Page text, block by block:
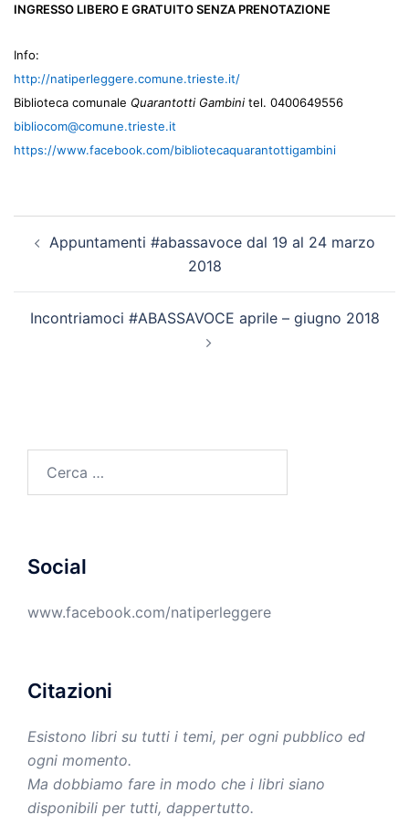
INGRESSO LIBERO E GRATUITO SENZA PRENOTAZIONE
Info:
http://natiperleggere.comune.trieste.it/
Biblioteca comunale Quarantotti Gambini tel. 0400649556
bibliocom@comune.trieste.it
https://www.facebook.com/bibliotecaquarantottigambini
articolo
Appuntamenti #abassavoce dal 19 al 24 marzo
2018
Incontriamoci #ABASSAVOCE aprile – giugno 2018
per:
Social
www.facebook.com/natiperleggere
Citazioni
Esistono libri su tutti i temi, per ogni pubblico ed
ogni momento.
Ma dobbiamo fare in modo che i libri siano
disponibili per tutti, dappertutto.